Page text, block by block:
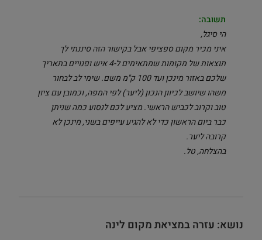
תשובה:
הי סיגל,
איני מכיר מקום ספציפי אבל בקישורהזהסיננתי לך
תוצאות של מקומות שמתאימים ל-4 איש ופנויים בתאריך
שלכם באזור מינכן ועד 100 ק"מ משם. שימי לב לבחור
משהו שיושב לכיוון הנכון (ליער) לפי המפה, וכמובן עם ציון
טוב וקרוב לכביש הראשי. מציע לכם לנסוע כמה שניתן
כבר ביום הראשון כדי לא להגיע עייפים בשני, מינכן לא
קרובה ליער.
בהצלחה,טל.
נושא: עזרה במציאת מקום לינה